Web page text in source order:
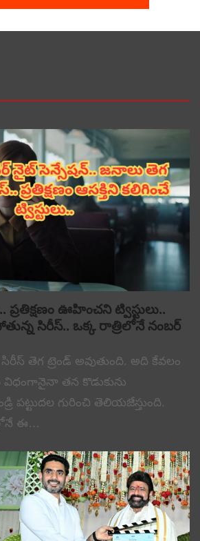
ఊహించని ట్విస్టులు..
సిరీస్.. ఒక్క రాత్రిలోనే నంబర్
సిరీస్ తెగ ట్రెండ్ అవుతుంది. అది కేవలం
విధంగానైనా తన కొడుకును
పట్టుదల గురించి తెలియజేస్తుంది.
ఈ…